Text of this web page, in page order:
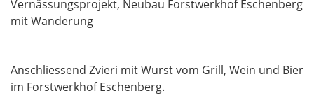
Vernässungsprojekt, Neubau Forstwerkhof Eschenberg
mit Wanderung
Anschliessend Zvieri mit Wurst vom Grill, Wein und Bier
im Forstwerkhof Eschenberg.